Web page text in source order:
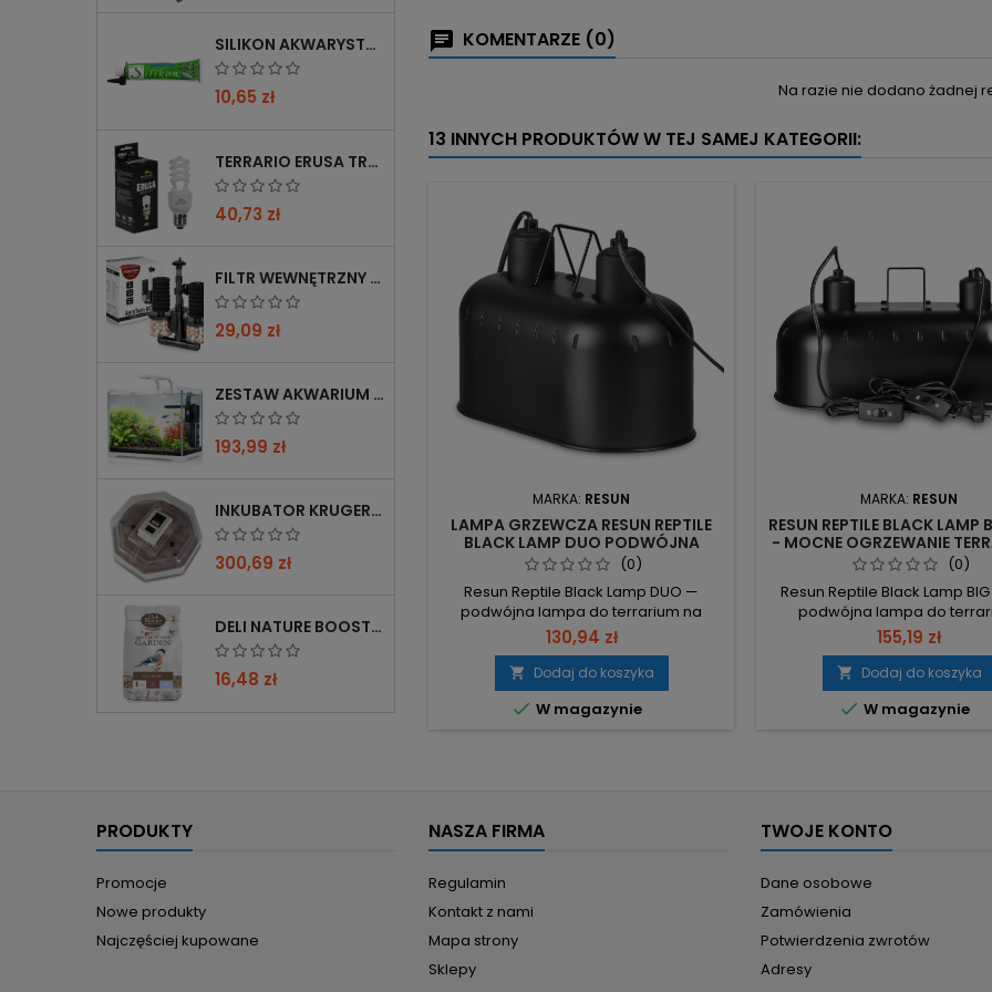
SILIKON AKWARYSTYCZNY 60 ML CZARNY
10,65 zł
TERRARIO ERUSA TROPICAL UVB 5.0 ŻARÓWKA SPIRALNA 13W - IDEALNA DO TROPIKALNYCH TERRARIÓW
40,73 zł
FILTR WEWNĘTRZNY GĄBKOWY KRUGER MEIER AEROTWIN BIO S Z BIOFILTRACJĄ
29,09 zł
ZESTAW AKWARIUM KRUGER MEIER SHRIMP!ONE PRO 50 25 L DLA KREWETEK
193,99 zł
INKUBATOR KRUGER MEIER PROLEXOR 60 NA 60 JAJ Z TERMOSTATEM
300,69 zł
DELI NATURE BOOSTER MIX 850G - PRZYCIĄGA PTAKI ZIMĄ, BOGATY W WITAMINY
16,48 zł
KOMENTARZE (0)
Na razie nie dodano żadnej
13 INNYCH PRODUKTÓW W TEJ SAMEJ KATEGORII:
MARKA: RESUN
LAMPA GRZEWCZA RESUN REPTILE
BLACK LAMP DUO PODWÓJNA
CZARNA DO TERRARIUM
(0)
Resun Reptile Black Lamp DUO —
podwójna lampa do terrarium na
żarówkę grzewczą i UVB, gotowa na
2x100W. 2 x 100W maks. — pozwala na
jednoczesne źródło grzewcze i UVB lub
kombinację dzienna/nocna. Gwint E27
— standardowy, szeroki wybór
130,94 zł
 Dodaj do koszyka
 W magazynie
MARKA: RESUN
RESUN REPTILE BLACK LAMP
- MOCNE OGRZEWANIE
IDEALNA DLA GADÓW
(0)
Resun Reptile Black Lamp BIG
podwójna lampa do
zaprojektowana do
montażu żarówki grzewczej i
150W maks. mocy –
źródła ciepła i UVB dla
gatunków. gwint E27 i duży
155,19 zł
 Dodaj do koszyka
 W magazynie
PRODUKTY
Promocje
Nowe produkty
Najczęściej kupowane
NASZA FIRMA
Regulamin
Kontakt z nami
Mapa strony
Sklepy
TWOJE KONTO
Dane osobowe
Zamówienia
Potwierdzenia zwrotów
Adresy